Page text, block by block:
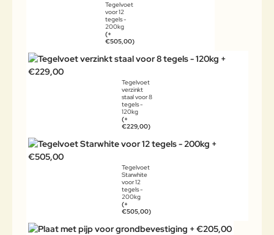
Tegelvoet
voor 12
tegels -
200kg
(+
€505,00)
Tegelvoet
verzinkt
staal voor 8
tegels -
120kg
(+
€229,00)
Tegelvoet
Starwhite
voor 12
tegels -
200kg
(+
€505,00)